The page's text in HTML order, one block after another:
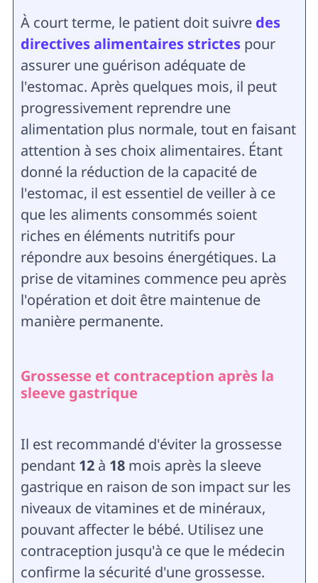
À court terme, le patient doit suivre des
directives alimentaires strictespour
assurer une guérison adéquate de
l'estomac. Après quelques mois, il peut
progressivement reprendre une
alimentation plus normale, tout en faisant
attention à ses choix alimentaires. Étant
donné la réduction de la capacité de
l'estomac, il est essentiel de veiller à ce
que les aliments consommés soient
riches en éléments nutritifs pour
répondre aux besoins énergétiques. La
prise de vitamines commence peu après
l'opération et doit être maintenue de
manière permanente.
Grossesse et contraception après la
sleeve gastrique
Il est recommandé d'éviter la grossesse
pendant 12à 18mois après la sleeve
gastrique en raison de son impact sur les
niveaux de vitamines et de minéraux,
pouvant affecter le bébé. Utilisez une
contraception jusqu'à ce que le médecin
confirme la sécurité d'une grossesse.